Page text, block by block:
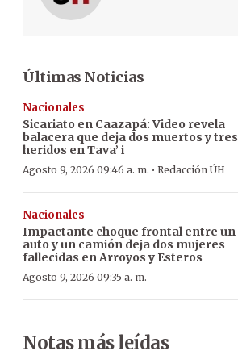
Últimas Noticias
Nacionales
Sicariato en Caazapá: Video revela
balacera que deja dos muertos y tres
heridos en Tava’ i
Agosto 9, 2026 09:46 a. m. · Redacción ÚH
Nacionales
Impactante choque frontal entre un
auto y un camión deja dos mujeres
fallecidas en Arroyos y Esteros
Agosto 9, 2026 09:35 a. m.
Notas más leídas